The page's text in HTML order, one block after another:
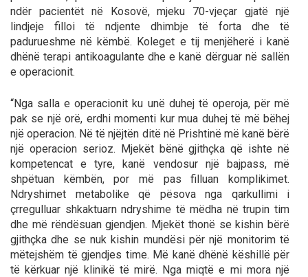
ndër pacientët në Kosovë, mjeku 70-vjeçar gjatë një
lindjeje filloi të ndjente dhimbje të forta dhe të
padurueshme në këmbë. Koleget e tij menjëherë i kanë
dhënë terapi antikoagulante dhe e kanë dërguar në sallën
e operacionit.
“Nga salla e operacionit ku unë duhej të operoja, për më
pak se një orë, erdhi momenti kur mua duhej të më bëhej
një operacion. Në të njëjtën ditë në Prishtinë më kanë bërë
një operacion serioz. Mjekët bënë gjithçka që ishte në
kompetencat e tyre, kanë vendosur një bajpass, më
shpëtuan këmbën, por më pas filluan komplikimet.
Ndryshimet metabolike që pësova nga qarkullimi i
çrregulluar shkaktuarn ndryshime të mëdha në trupin tim
dhe më rëndësuan gjendjen. Mjekët thonë se kishin bërë
gjithçka dhe se nuk kishin mundësi për një monitorim të
mëtejshëm të gjendjes time. Më kanë dhënë këshillë për
të kërkuar një klinikë të mirë. Nga miqtë e mi mora një